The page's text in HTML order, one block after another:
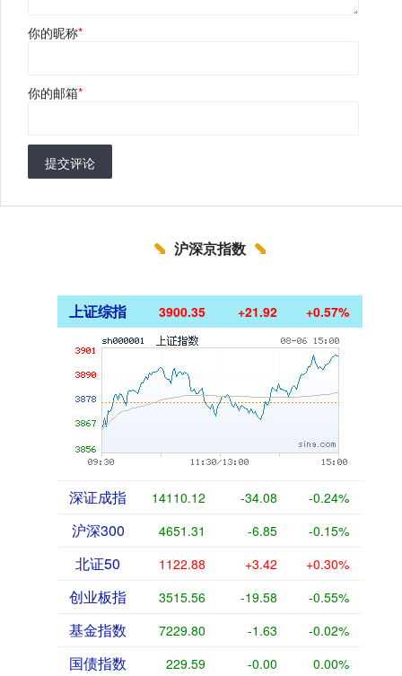
你的昵称*
你的邮箱*
提交评论
沪深京指数
上证综指 3900.35 +21.92 +0.57%
深证成指 14110.12 -34.08 -0.24%
沪深300 4651.31 -6.85 -0.15%
北证50 1122.88 +3.42 +0.30%
创业板指 3515.56 -19.58 -0.55%
基金指数 7229.80 -1.63 -0.02%
国债指数 229.59 -0.00 0.00%